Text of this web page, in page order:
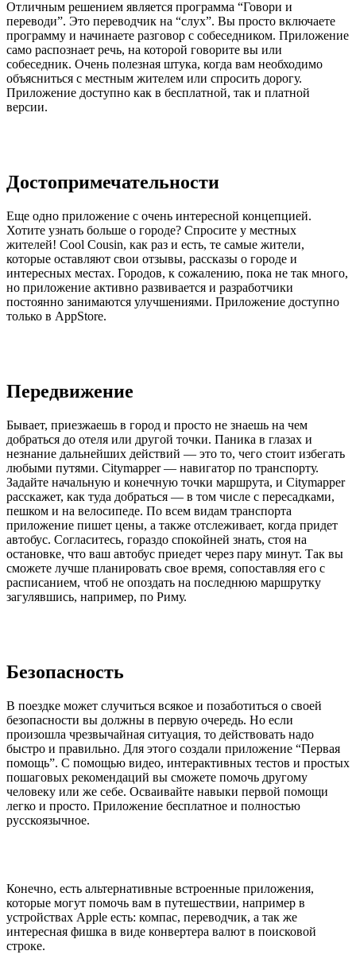
Отличным решением является программа “Говори и
переводи”. Это переводчик на “слух”. Вы просто включаете
программу и начинаете разговор с собеседником. Приложение
само распознает речь, на которой говорите вы или
собеседник. Очень полезная штука, когда вам необходимо
объясниться с местным жителем или спросить дорогу.
Приложение доступно как в бесплатной, так и платной
версии.
Достопримечательности
Еще одно приложение с очень интересной концепцией.
Хотите узнать больше о городе? Спросите у местных
жителей! Cool Cousin, как раз и есть, те самые жители,
которые оставляют свои отзывы, рассказы о городе и
интересных местах. Городов, к сожалению, пока не так много,
но приложение активно развивается и разработчики
постоянно занимаются улучшениями. Приложение доступно
только в AppStore.
Передвижение
Бывает, приезжаешь в город и просто не знаешь на чем
добраться до отеля или другой точки. Паника в глазах и
незнание дальнейших действий — это то, чего стоит избегать
любыми путями. Citymapper — навигатор по транспорту.
Задайте начальную и конечную точки маршрута, и Citymapper
расскажет, как туда добраться — в том числе с пересадками,
пешком и на велосипеде. По всем видам транспорта
приложение пишет цены, а также отслеживает, когда придет
автобус. Согласитесь, гораздо спокойней знать, стоя на
остановке, что ваш автобус приедет через пару минут. Так вы
сможете лучше планировать свое время, сопоставляя его с
расписанием, чтоб не опоздать на последнюю маршрутку
загулявшись, например, по Риму.
Безопасность
В поездке может случиться всякое и позаботиться о своей
безопасности вы должны в первую очередь. Но если
произошла чрезвычайная ситуация, то действовать надо
быстро и правильно. Для этого создали приложение “Первая
помощь”. С помощью видео, интерактивных тестов и простых
пошаговых рекомендаций вы сможете помочь другому
человеку или же себе. Осваивайте навыки первой помощи
легко и просто. Приложение бесплатное и полностью
русскоязычное.
Конечно, есть альтернативные встроенные приложения,
которые могут помочь вам в путешествии, например в
устройствах Apple есть: компас, переводчик, а так же
интересная фишка в виде конвертера валют в поисковой
строке.